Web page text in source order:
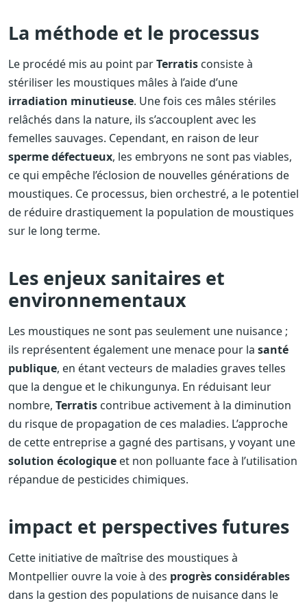
La méthode et le processus
Le procédé mis au point parTerratis consiste à
stériliser les moustiques mâles à l’aide d’une
irradiation minutieuse. Une fois ces mâles stériles
relâchés dans la nature, ils s’accouplent avec les
femelles sauvages. Cependant, en raison de leur
sperme défectueux, les embryons ne sont pas viables,
ce qui empêche l’éclosion de nouvelles générations de
moustiques. Ce processus, bien orchestré, a le potentiel
de réduire drastiquement la population de moustiques
sur le long terme.
Les enjeux sanitaires et
environnementaux
Les moustiques ne sont pas seulement une nuisance ;
ils représentent également une menace pour la santé
publique, en étant vecteurs de maladies graves telles
que la dengue et le chikungunya. En réduisant leur
nombre, Terratis contribue activement à la diminution
du risque de propagation de ces maladies. L’approche
de cette entreprise a gagné des partisans, y voyant une
solution écologique et non polluante face à l’utilisation
répandue de pesticides chimiques.
impact et perspectives futures
Cette initiative de maîtrise des moustiques à
Montpellier ouvre la voie à des progrès considérables
dans la gestion des populations de nuisance dans le